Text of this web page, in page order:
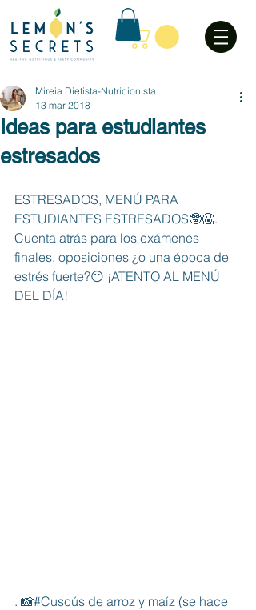
Ideas para estudiantes
estresados
Mireia Dietista-Nutricionista
13 mar 2018
ESTRESADOS, MENÚ PARA
ESTUDIANTES ESTRESADOS🤓😱.
Cuenta atrás para los exámenes
finales, oposiciones ¿o una época de
estrés fuerte?😶 ¡ATENTO AL MENÚ
DEL DÍA!
. 📸#Cuscús de arroz y maíz (se hace